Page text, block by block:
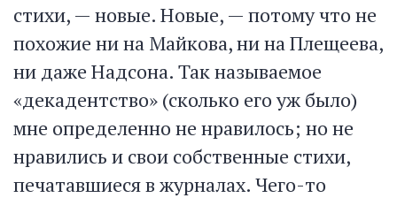
стихи, — новые. Новые, — потому что не
похожие ни на Майкова, ни на Плещеева,
ни даже Надсона. Так называемое
«декадентство» (сколько его уж было)
мне определенно не нравилось; но не
нравились и свои собственные стихи,
печатавшиеся в журналах. Чего-то